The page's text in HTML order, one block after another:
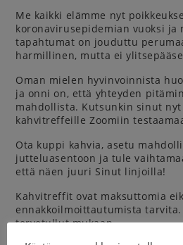
Me kaikki elämme nyt
koronavirusepidemian vuoksi
tapahtumat on jouduttu
harmillinen, mutta ei
Oman mielen hyvinvoinnista
ja onni on, että yhteyden
mahdollista. Kutsunkin sinut
kahvitreffeille Zoomiin
Ota kuppi kahvia, asetu
jutteluasentoon ja tule
että näen juuri Sinut linjoilla!
Kahvitreffit ovat maksuttomia
ennakkoilmoittautumista
tervetullut mukaan.